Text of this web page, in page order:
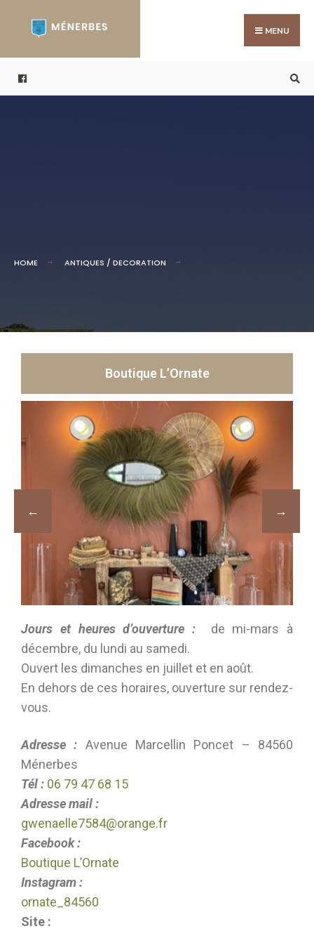
MENU
HOME ANTIQUES / DECORATION
Boutique L’Ornate
Jours et heures d’ouverture : de mi-mars à
décembre, du lundi au samedi.
Ouvert les dimanches en juillet et en août.
En dehors de ces horaires, ouverture sur rendez-
vous.
Adresse : Avenue Marcellin Poncet – 84560
Ménerbes
Tél : 06 79 47 68 15
Adresse mail :
gwenaelle7584@orange.fr
Facebook :
Boutique L’Ornate
Instagram :
ornate_84560
Site :